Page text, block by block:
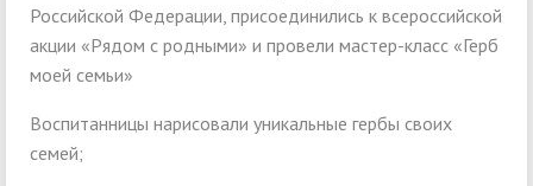
Российской Федерации, присоединились к всероссийской
акции «Рядом с родными» и провели мастер-класс «Герб
моей семьи»
Воспитанницы нарисовали уникальные гербы своих
семей;